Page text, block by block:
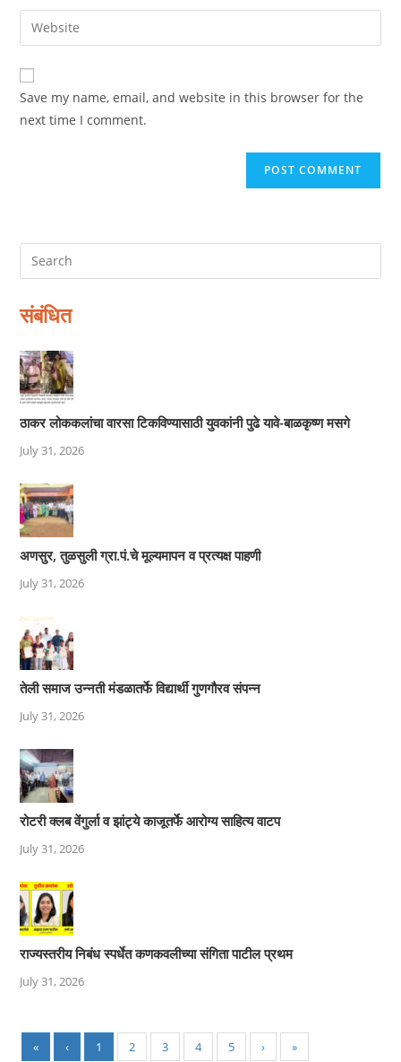
comment
email
address
comment
Enter
your
website
URL
(optional)
Save my name, email, and website in this browser for the
next time I comment.
संबंधित
ठाकर लोककलांचा वारसा टिकविण्यासाठी युवकांनी पुढे यावे-बाळकृष्ण मसगे
July 31, 2026
अणसुर, तुळसुली ग्रा.पं.चे मूल्यमापन व प्रत्यक्ष पाहणी
July 31, 2026
तेली समाज उन्नती मंडळातर्फे विद्यार्थी गुणगौरव संपन्न
July 31, 2026
रोटरी क्लब वेंगुर्ला व झांट्ये काजूतर्फे आरोग्य साहित्य वाटप
July 31, 2026
राज्यस्तरीय निबंध स्पर्धेत कणकवलीच्या संगिता पाटील प्रथम
July 31, 2026
« ‹ 1 2 3 4 5 › »